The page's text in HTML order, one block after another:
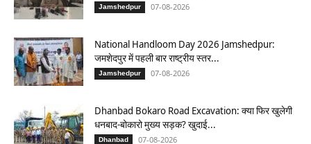
Jamshedpur 07-08-2026
National Handloom Day 2026 Jamshedpur:
जमशेदपुर में पहली बार राष्ट्रीय स्तर...
Jamshedpur 07-08-2026
Dhanbad Bokaro Road Excavation: क्या फिर खुलेगी
धनबाद-बोकारो मुख्य सड़क? खुदाई...
Dhanbad 07-08-2026